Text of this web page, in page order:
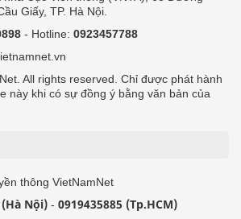
Giấy, TP. Hà Nội.
- Hotline: 0923457788
All rights reserved. Chỉ được phát hành
này khi có sự đồng ý bằng văn bản của
thông VietNamNet
Nội) - 0919435885 (Tp.HCM)